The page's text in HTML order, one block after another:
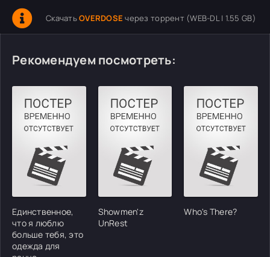
СкачатьOVERDOSE через торрент (WEB-DL | 1.55 GB)
Рекомендуем посмотреть:
Единственное,
что я люблю
больше тебя, это
одежда для
Showmen'z
UnRest
Who's There?